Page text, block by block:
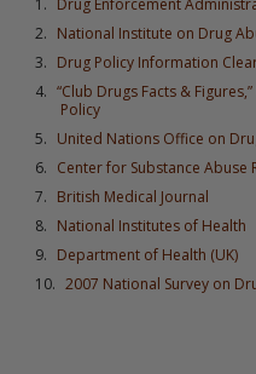
National Institute on Drug
Drug Policy Information
“Club Drugs Facts &
Policy
United Nations Office on
Center for Substance Abuse
British Medical Journal
National Institutes of Health
Department of Health (UK)
2007 National Survey on